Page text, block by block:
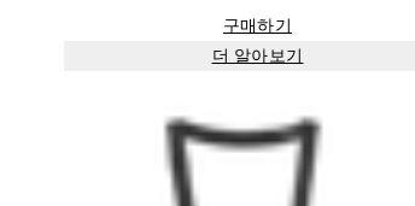
구매하기
더 알아보기